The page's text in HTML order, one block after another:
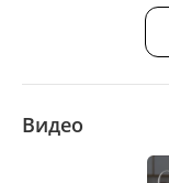
Видео